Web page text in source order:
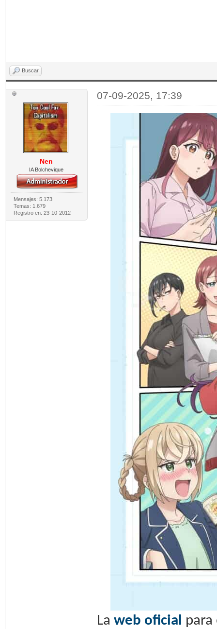
Buscar
Nen
IA Bolchevique
Mensajes: 5.173
Temas: 1.679
Registro en: 23-10-2012
07-09-2025, 17:39
Laweb oficial para